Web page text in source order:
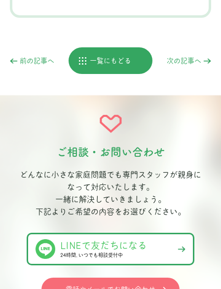
前の記事へ 一覧にもどる 次の記事へ
ご相談・お問い合わせ
どんなに小さな家庭問題でも専門スタッフが親身に
なって対応いたします。
一緒に解決していきましょう。
下記よりご希望の内容をお選びください。
LINEで友だちになる
24時間､いつでも相談受付中